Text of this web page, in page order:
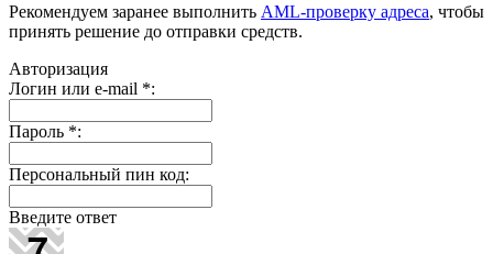
Рекомендуем заранее выполнить AML-проверку адреса, чтобы
принять решение до отправки средств.
Авторизация
Логин или e-mail *:
Пароль *:
Персональный пин код:
Введите ответ